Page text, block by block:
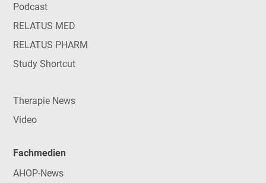
Podcast
RELATUS MED
RELATUS PHARM
Study Shortcut
Therapie News
Video
Fachmedien
AHOP-News